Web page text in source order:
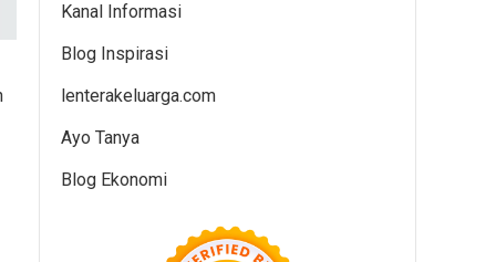
Kanal Informasi
Blog Inspirasi
lenterakeluarga.com
Ayo Tanya
Blog Ekonomi